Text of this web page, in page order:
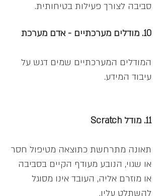
סביבה לצורך פעילות בטיחותית.
10. מודלים מערכתיים - אדם מערכת
המודלים המערכתיים שמים דגש על
עיבוד המידע.
11. מודל Scratch
תאונה מתרחשת כתוצאה מטיפול חסר
או שגוי, הנובע מעודף הקיים בסביבה
או מוזרם אליה, העובד אינו מסוגל
להשתלט עליו.